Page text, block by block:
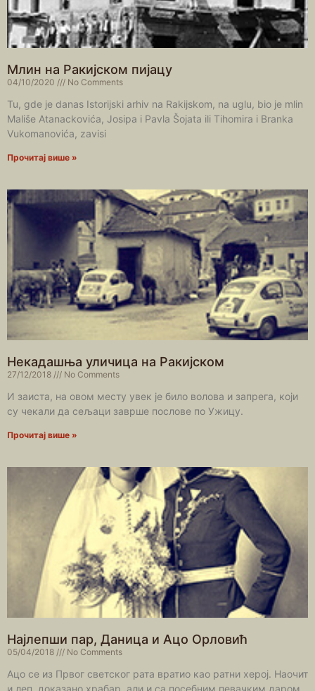
Млин на Ракијском пијацу
04/10/2020 No Comments
Tu, gde je danas Istorijski arhiv na Rakijskom, na uglu, bio je mlin
Mališe Atanackovića, Josipa i Pavla Šojata ili Tihomira i Branka
Vukomanovića, zavisi
Прочитај више »
Некадашња уличица на Ракијском
27/12/2018 No Comments
И заиста, на овом месту увек је било волова и запрега, који
су чекали да сељаци заврше послове по Ужицу.
Прочитај више »
Најлепши пар, Даница и Ацо Орловић
05/04/2018 No Comments
Ацо се из Првог светског рата вратио као ратни херој. Наочит
и леп, доказано храбар, али и са посебним певачким даром,